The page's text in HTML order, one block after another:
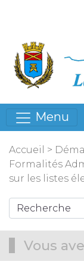
Menu
Accueil >
Formalités
sur les listes
Vous